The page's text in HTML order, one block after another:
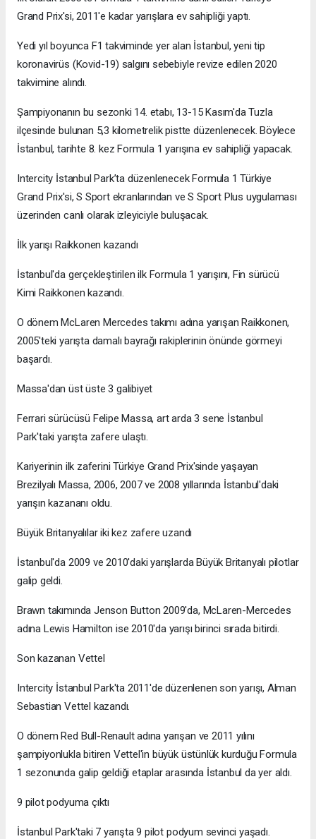
Grand Prix'si, 2011'e kadar yarışlara ev sahipliği yaptı.
Yedi yıl boyunca F1 takviminde yer alan İstanbul, yeni tip
koronavirüs (Kovid-19) salgını sebebiyle revize edilen 2020
takvimine alındı.
Şampiyonanın bu sezonki 14. etabı, 13-15 Kasım'da Tuzla
ilçesinde bulunan 5,3 kilometrelik pistte düzenlenecek. Böylece
İstanbul, tarihte 8. kez Formula 1 yarışına ev sahipliği yapacak.
Intercity İstanbul Park’ta düzenlenecek Formula 1 Türkiye
Grand Prix'si, S Sport ekranlarından ve S Sport Plus uygulaması
üzerinden canlı olarak izleyiciyle buluşacak.
İlk yarışı Raikkonen kazandı
İstanbul'da gerçekleştirilen ilk Formula 1 yarışını, Fin sürücü
Kimi Raikkonen kazandı.
O dönem McLaren Mercedes takımı adına yarışan Raikkonen,
2005'teki yarışta damalı bayrağı rakiplerinin önünde görmeyi
başardı.
Massa'dan üst üste 3 galibiyet
Ferrari sürücüsü Felipe Massa, art arda 3 sene İstanbul
Park'taki yarışta zafere ulaştı.
Kariyerinin ilk zaferini Türkiye Grand Prix'sinde yaşayan
Brezilyalı Massa, 2006, 2007 ve 2008 yıllarında İstanbul'daki
yarışın kazananı oldu.
Büyük Britanyalılar iki kez zafere uzandı
İstanbul'da 2009 ve 2010'daki yarışlarda Büyük Britanyalı pilotlar
galip geldi.
Brawn takımında Jenson Button 2009'da, McLaren-Mercedes
adına Lewis Hamilton ise 2010'da yarışı birinci sırada bitirdi.
Son kazanan Vettel
Intercity İstanbul Park'ta 2011'de düzenlenen son yarışı, Alman
Sebastian Vettel kazandı.
O dönem Red Bull-Renault adına yarışan ve 2011 yılını
şampiyonlukla bitiren Vettel'in büyük üstünlük kurduğu Formula
1 sezonunda galip geldiği etaplar arasında İstanbul da yer aldı.
9 pilot podyuma çıktı
İstanbul Park'taki 7 yarışta 9 pilot podyum sevinci yaşadı.